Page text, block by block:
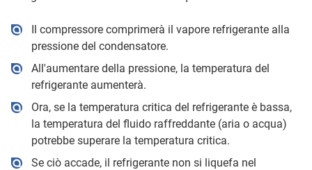
Il compressore comprimerà il vapore refrigerante alla
pressione del condensatore.
All'aumentare della pressione, la temperatura del
refrigerante aumenterà.
Ora, se la temperatura critica del refrigerante è bassa,
la temperatura del fluido raffreddante (aria o acqua)
potrebbe superare la temperatura critica.
Se ciò accade, il refrigerante non si liquefa nel